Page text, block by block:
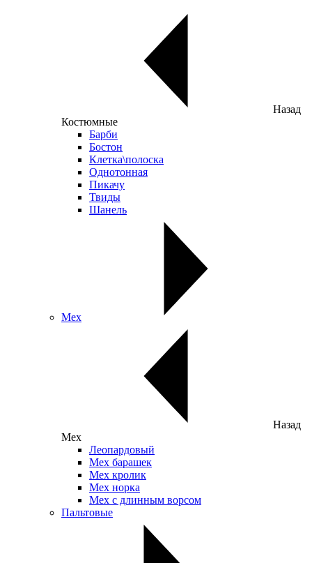
Назад
Костюмные
Барби
Бостон
Клетка\полоска
Однотонная
Пикачу
Твиды
Шанель
Мех
Назад
Мех
Леопардовый
Мех барашек
Мех кролик
Мех норка
Мех с длинным ворсом
Пальтовые